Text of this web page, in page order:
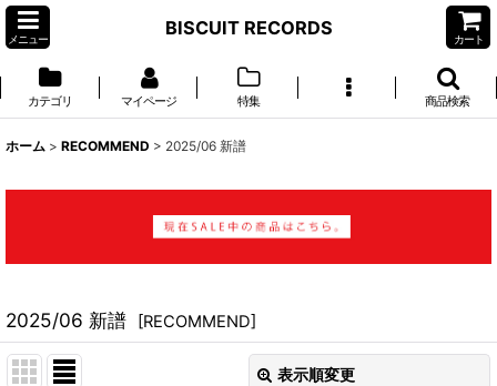
メニュー
BISCUIT RECORDS
カート
カテゴリ マイページ 特集 商品検索
ホーム > RECOMMEND > 2025/06 新譜
2025/06 新譜 [RECOMMEND]
表示順変更